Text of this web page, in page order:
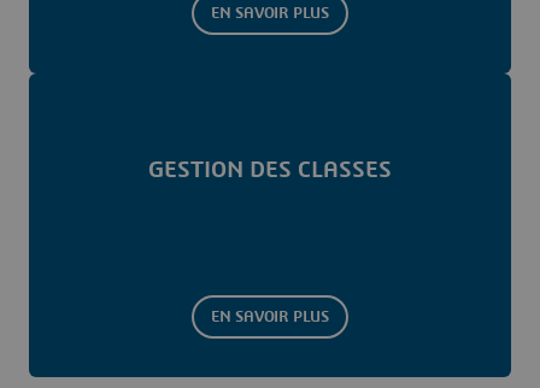
EN SAVOIR PLUS
GESTION DES CLASSES
EN SAVOIR PLUS